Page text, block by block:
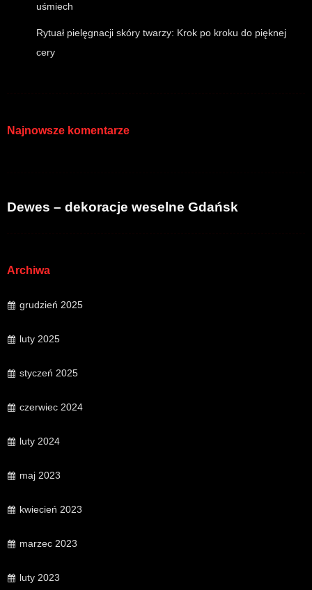
uśmiech
Rytuał pielęgnacji skóry twarzy: Krok po kroku do pięknej
cery
Najnowsze komentarze
Dewes – dekoracje weselne Gdańsk
Archiwa
grudzień 2025
luty 2025
styczeń 2025
czerwiec 2024
luty 2024
maj 2023
kwiecień 2023
marzec 2023
luty 2023